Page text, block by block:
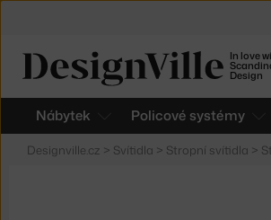
In love
Design
Nábytek Policové systémy
Designville.cz > Svítidla > Stropní svítidla >